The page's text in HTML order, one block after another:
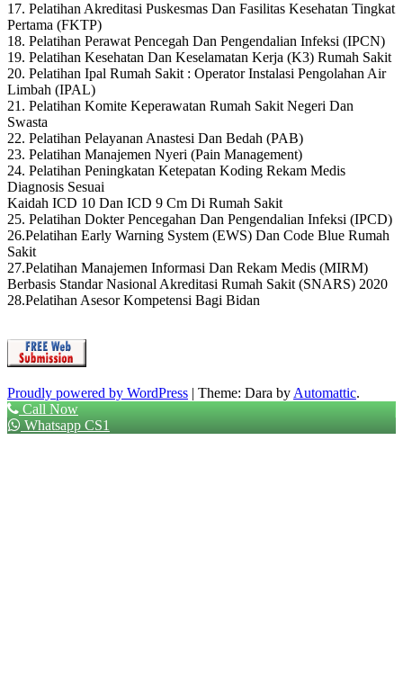
17. Pelatihan Akreditasi Puskesmas Dan Fasilitas Kesehatan Tingkat
Pertama (FKTP)
18. Pelatihan Perawat Pencegah Dan Pengendalian Infeksi (IPCN)
19. Pelatihan Kesehatan Dan Keselamatan Kerja (K3) Rumah Sakit
20. Pelatihan Ipal Rumah Sakit : Operator Instalasi Pengolahan Air
Limbah (IPAL)
21. Pelatihan Komite Keperawatan Rumah Sakit Negeri Dan
Swasta
22. Pelatihan Pelayanan Anastesi Dan Bedah (PAB)
23. Pelatihan Manajemen Nyeri (Pain Management)
24. Pelatihan Peningkatan Ketepatan Koding Rekam Medis
Diagnosis Sesuai
Kaidah ICD 10 Dan ICD 9 Cm Di Rumah Sakit
25. Pelatihan Dokter Pencegahan Dan Pengendalian Infeksi (IPCD)
26.Pelatihan Early Warning System (EWS) Dan Code Blue Rumah
Sakit
27.Pelatihan Manajemen Informasi Dan Rekam Medis (MIRM)
Berbasis Standar Nasional Akreditasi Rumah Sakit (SNARS) 2020
28.Pelatihan Asesor Kompetensi Bagi Bidan
Proudly powered by WordPress | Theme: Dara by Automattic.
Call Now
Whatsapp CS1